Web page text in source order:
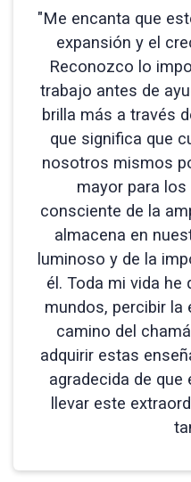
"Me encanta que
expansión y el
Reconozco lo
trabajo antes de
brilla más a través
que significa que
nosotros mismos
mayor para
consciente de la
almacena en
luminoso y de la
él. Toda mi vida he
mundos, percibir la
camino del
adquirir estas
agradecida de
llevar este